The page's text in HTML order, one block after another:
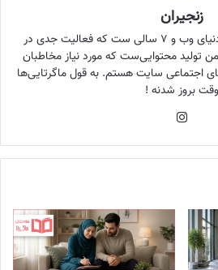
زنجیران
هم‌بنیانگذار ماگرتا ، عاشق دنیای وب و ۷ سالی ست که فعالیت جدی در
تولید محتوایی‌ست که مورد نیاز مخاطبان
اجتماعی سایت هستم. به قول ماگرتایی‌ها
وقت بروز شدنه !